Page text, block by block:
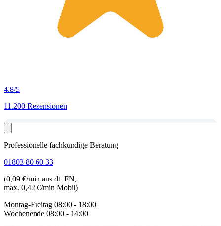
4.8/5
11.200 Rezensionen
Professionelle fachkundige Beratung
01803 80 60 33
(0,09 €/min aus dt. FN,
max. 0,42 €/min Mobil)
Montag-Freitag 08:00 - 18:00
Wochenende 08:00 - 14:00